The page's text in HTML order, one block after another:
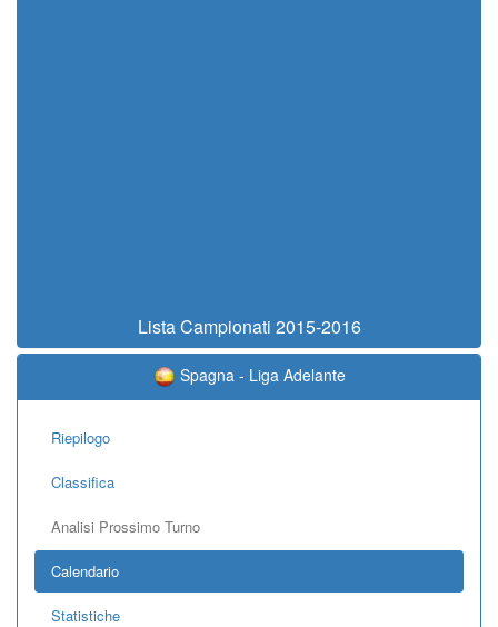
Lista Campionati 2015-2016
Spagna - Liga Adelante
Riepilogo
Classifica
Analisi Prossimo Turno
Calendario
Statistiche